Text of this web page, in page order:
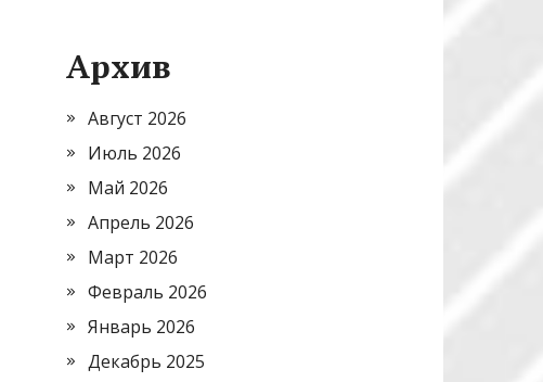
Архив
Август 2026
Июль 2026
Май 2026
Апрель 2026
Март 2026
Февраль 2026
Январь 2026
Декабрь 2025